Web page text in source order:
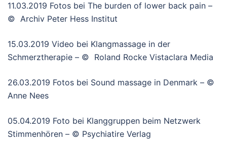
11.03.2019 Fotos bei The burden of lower back pain –
© Archiv Peter Hess Institut
15.03.2019 Video bei Klangmassage in der
Schmerztherapie – © Roland Rocke Vistaclara Media
26.03.2019 Fotos bei Sound massage in Denmark – ©
Anne Nees
05.04.2019 Foto bei Klanggruppen beim Netzwerk
Stimmenhören – © Psychiatire Verlag